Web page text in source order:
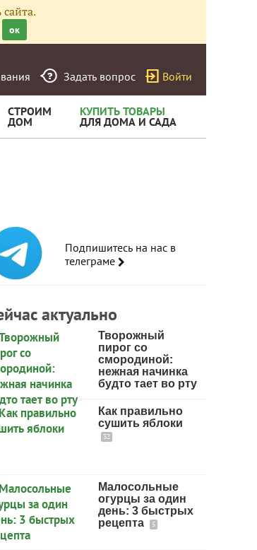
ок
Задать вопрос Войти
СТРОИМ
ДОМ
КУПИТЬ ТОВАРЫ
ДЛЯ ДОМА И САДА
Подпишитесь на нас в
телеграме
актуально
Творожный
пирог со
смородиной:
нежная начинка
будто тает во рту
Как правильно
сушить яблоки
32
Малосольные
огурцы за один
день: 3 быстрых
рецепта
5